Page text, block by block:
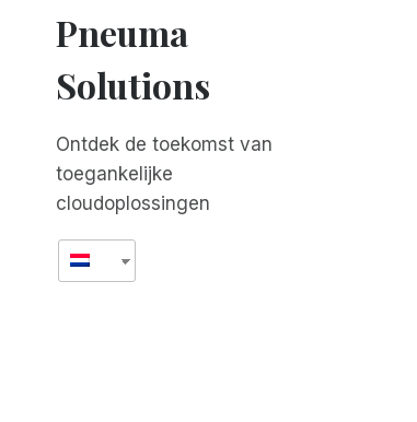
Pneuma
Solutions
Ontdek de toekomst van
toegankelijke
cloudoplossingen